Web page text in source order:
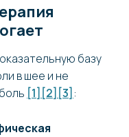
базу
в шее и не
[1] [2] [3] :